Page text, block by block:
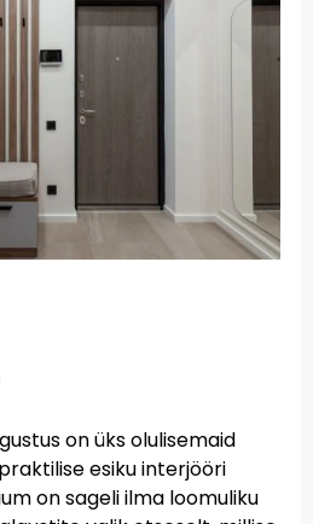
on üks olulisemaid
esiku interjööri
on sageli ilma loomuliku